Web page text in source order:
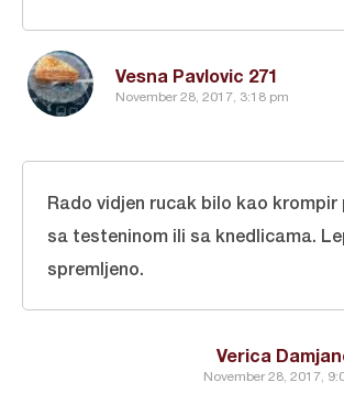
Vesna Pavlovic 271
November 28, 2017, 3:18 pm
Verica
November 28, 2017,
Rado vidjen rucak bilo kao krompir
sa testeninom ili sa knedlicama.
spremljeno.